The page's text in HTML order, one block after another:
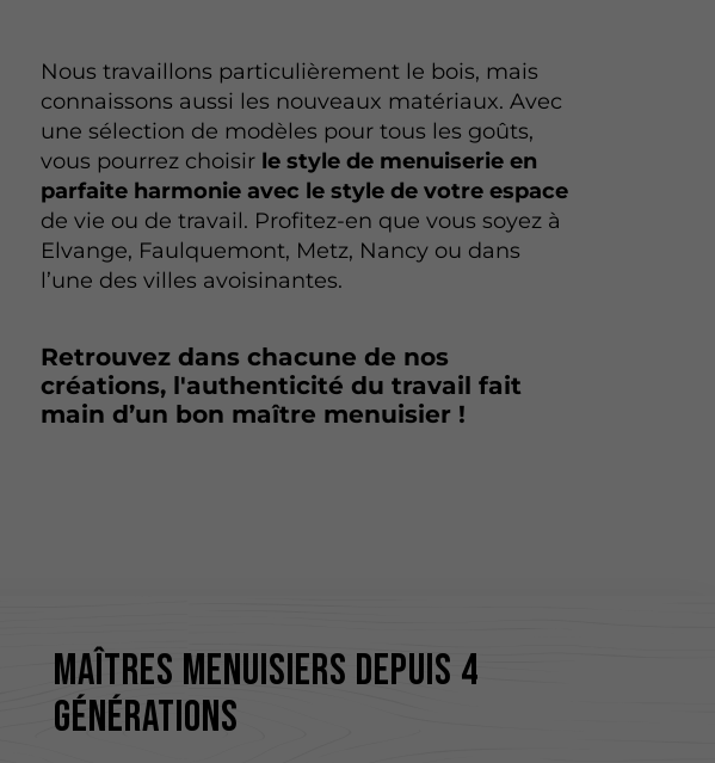
Nous travaillons particulièrement le bois, mais
connaissons aussi les nouveaux matériaux. Avec
une sélection de modèles pour tous les goûts,
vous pourrez choisir le style de menuiserie en
parfaite harmonie avec le style de votre espace
de vie ou de travail. Profitez-en que vous soyez à
Elvange, Faulquemont, Metz, Nancy ou dans
l’une des villes avoisinantes.
Retrouvez dans chacune de nos
créations, l'authenticité du travail fait
main d’un bon maître menuisier !
Maîtres menuisiers depuis 4
générations